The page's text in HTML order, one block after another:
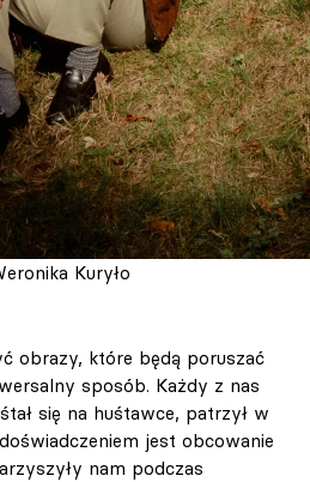
Kuryło
obrazy, które będą poruszać
sposób. Każdy z nas
się na huśtawce, patrzył w
jest obcowanie
nam podczas